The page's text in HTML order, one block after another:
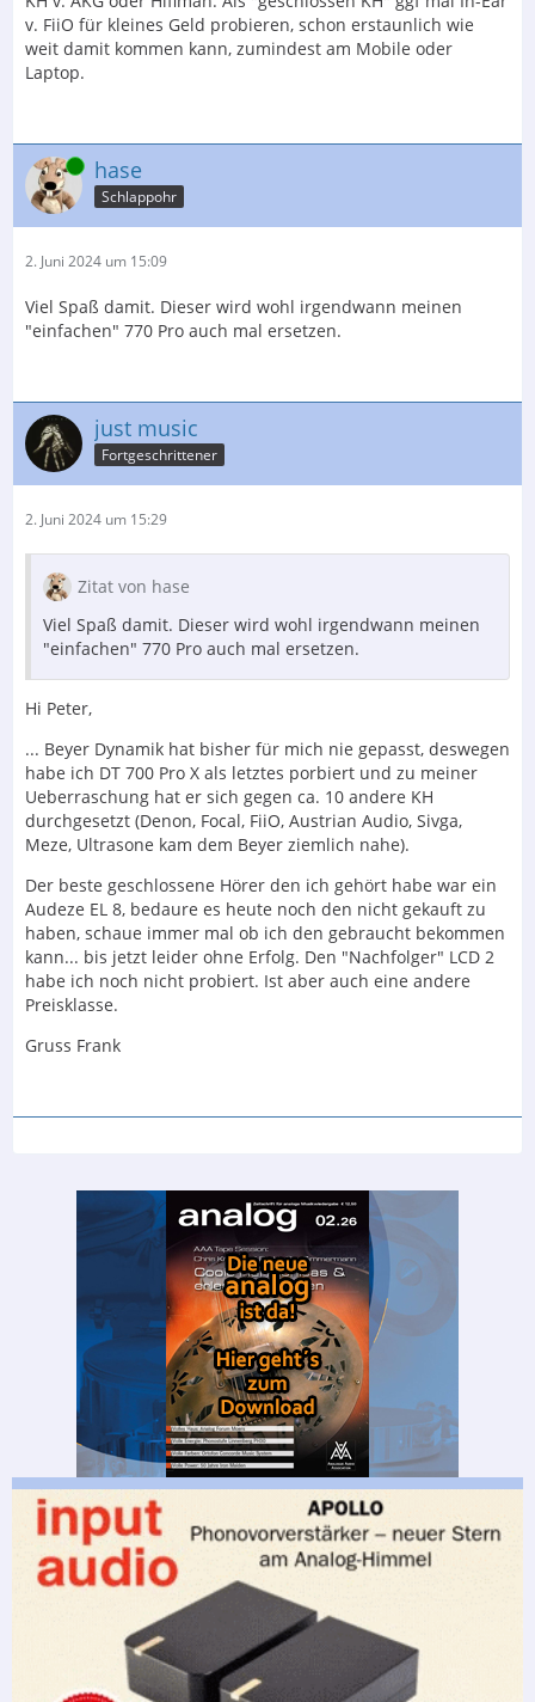
v. FiiO für kleines Geld probieren, schon erstaunlich wie
weit damit kommen kann, zumindest am Mobile oder
Laptop.
Online hase
Schlappohr
2. Juni 2024 um 15:09
Viel Spaß damit. Dieser wird wohl irgendwann meinen
"einfachen" 770 Pro auch mal ersetzen.
just music
Fortgeschrittener
2. Juni 2024 um 15:29
Zitat von hase
Viel Spaß damit. Dieser wird wohl irgendwann meinen
"einfachen" 770 Pro auch mal ersetzen.
Hi Peter,
... Beyer Dynamik hat bisher für mich nie gepasst, deswegen
habe ich DT 700 Pro X als letztes porbiert und zu meiner
Ueberraschung hat er sich gegen ca. 10 andere KH
durchgesetzt (Denon, Focal, FiiO, Austrian Audio, Sivga,
Meze, Ultrasone kam dem Beyer ziemlich nahe).
Der beste geschlossene Hörer den ich gehört habe war ein
Audeze EL 8, bedaure es heute noch den nicht gekauft zu
haben, schaue immer mal ob ich den gebraucht bekommen
kann... bis jetzt leider ohne Erfolg. Den "Nachfolger" LCD 2
habe ich noch nicht probiert. Ist aber auch eine andere
Preisklasse.
Gruss Frank